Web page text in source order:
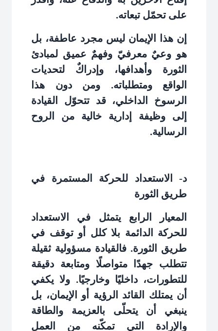
على تحمّل تبعاته.
إن هذا الإيمان ليس مجرد عاطفة، بل
هو وعيٌ معرفيّ وفهمٌ عميق لمبادئ
الثورة وأهدافها، وإدراكٌ لتحديات
الواقع ومتطلباته. ومن دون هذا
الرسوخ الداخلي، قد تتحوّل القيادة
إلى وظيفة إدارية خالية من الروح
الرسالية.
د- الاستعداد للحركة المستمرة في
طريق الثورة
المعيار الرابع يتمثل في الاستعداد
للحركة الدائمة بلا كلل أو توقف في
طريق الثورة. فالقيادة مسؤولية ثقيلة
تتطلب جهدًا متواصلًا ومتابعة دقيقة
للتطورات، داخليًا وخارجيًا. ولا يكفي
أن يمتلك القائد الرؤية أو الإيمان، بل
ينبغي أن يتحلّى بالعزيمة والطاقة
والإرادة التي تمكّنه من العمل